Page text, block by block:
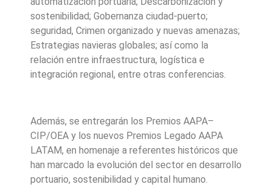
sostenibilidad; Gobernanza ciudad-puerto;
seguridad, Crimen organizado y nuevas amenazas;
Estrategias navieras globales; así como la
relación entre infraestructura, logística e
integración regional, entre otras conferencias.
Además, se entregarán los Premios AAPA–
CIP/OEA y los nuevos Premios Legado AAPA
LATAM, en homenaje a referentes históricos que
han marcado la evolución del sector en desarrollo
portuario, sostenibilidad y capital humano.